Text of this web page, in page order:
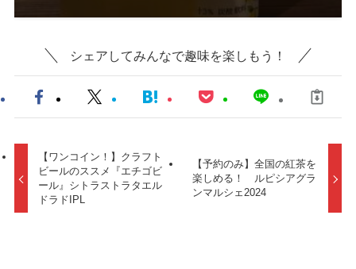
シェアしてみんなで趣味を楽しもう！
【ワンコイン！】クラフト
ビールのススメ『エチゴビ
ール』シトラストラタエル
ドラドIPL
【予約のみ】全国の紅茶を
楽しめる！ ルピシアグラ
ンマルシェ2024